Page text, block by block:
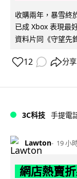
收購兩年，暴雪終
已成 Xbox 表現最
資料片同《守望先
12 分享
3C科技 手提電
Lawton 19 小
網店熱賣